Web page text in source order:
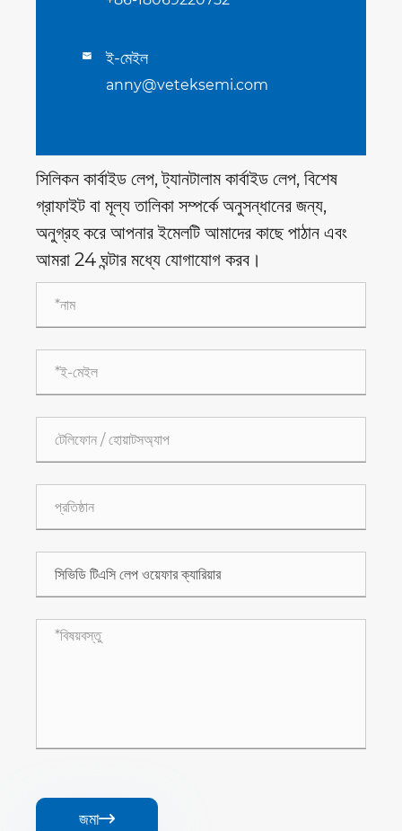
 ই-মেইল
anny@veteksemi.com
সিলিকন কার্বাইড লেপ, ট্যানটালাম কার্বাইড লেপ, বিশেষ
গ্রাফাইট বা মূল্য তালিকা সম্পর্কে অনুসন্ধানের জন্য,
অনুগ্রহ করে আপনার ইমেলটি আমাদের কাছে পাঠান এবং
আমরা 24 ঘন্টার মধ্যে যোগাযোগ করব।
জমা